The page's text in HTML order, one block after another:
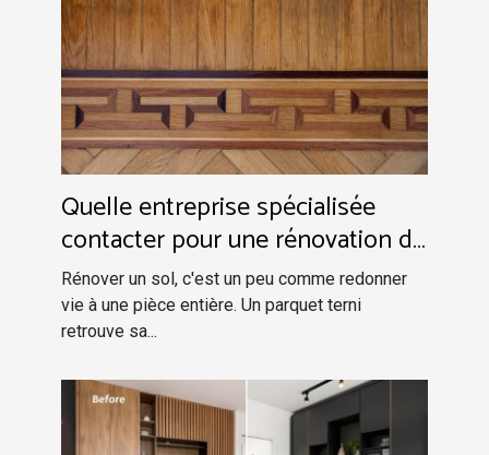
Quelle entreprise spécialisée
contacter pour une rénovation de
sols en Normandie ?
Rénover un sol, c'est un peu comme redonner
vie à une pièce entière. Un parquet terni
retrouve sa...